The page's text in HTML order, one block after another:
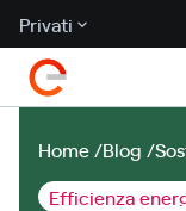
Privati
Home Blog
Efficienza